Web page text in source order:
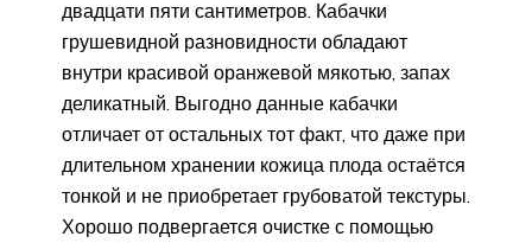
двадцати пяти сантиметров. Кабачки
грушевидной разновидности обладают
внутри красивой оранжевой мякотью, запах
деликатный. Выгодно данные кабачки
отличает от остальных тот факт, что даже при
длительном хранении кожица плода остаётся
тонкой и не приобретает грубоватой текстуры.
Хорошо подвергается очистке с помощью